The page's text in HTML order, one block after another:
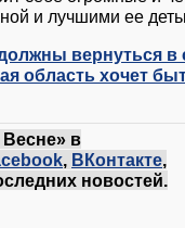
и лучшими ее
вернуться в
область хочет
в
, ВКонтакте,
новостей.